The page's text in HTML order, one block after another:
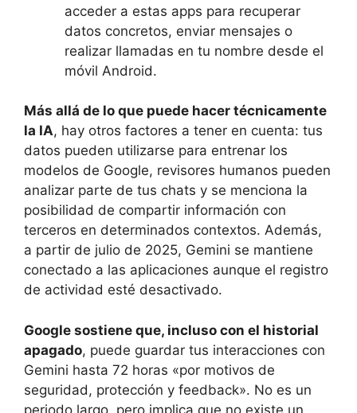
acceder a estas apps para recuperar
datos concretos, enviar mensajes o
realizar llamadas en tu nombre desde el
móvil Android.
Más allá de lo que puede hacer técnicamente
la IA, hay otros factores a tener en cuenta: tus
datos pueden utilizarse para entrenar los
modelos de Google, revisores humanos pueden
analizar parte de tus chats y se menciona la
posibilidad de compartir información con
terceros en determinados contextos. Además,
a partir de julio de 2025, Gemini se mantiene
conectado a las aplicaciones aunque el registro
de actividad esté desactivado.
Google sostiene que, incluso con el historial
apagado, puede guardar tus interacciones con
Gemini hasta 72 horas «por motivos de
seguridad, protección y feedback». No es un
periodo largo, pero implica que no existe un